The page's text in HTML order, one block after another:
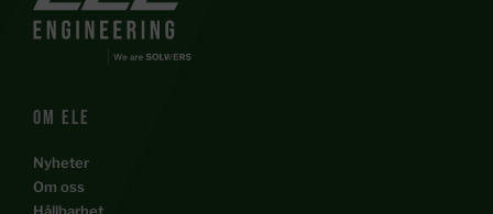
Om ele
Nyheter
Om oss